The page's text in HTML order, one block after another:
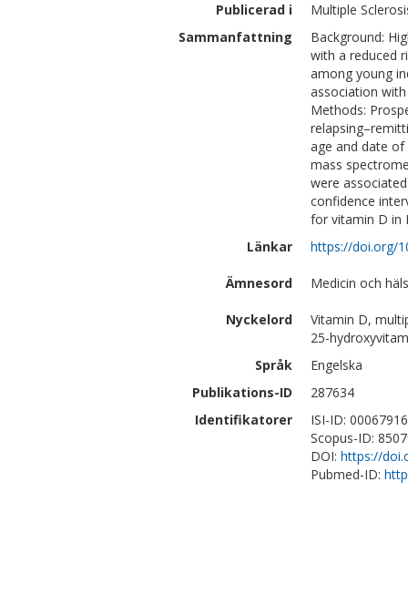
Publicerad i
Multiple
Sammanfattning
Background:
with a reduced
among young
association
Methods:
age and date
mass
were
confidence
for vitamin D in
Länkar
https://doi.org/
Ämnesord Medicin och
Nyckelord
Vitamin D,
25-
Språk
Engelska
Publikations-ID
287634
Identifikatorer
ISI-ID:
Scopus-ID:
DOI: https://
Pubmed-ID: